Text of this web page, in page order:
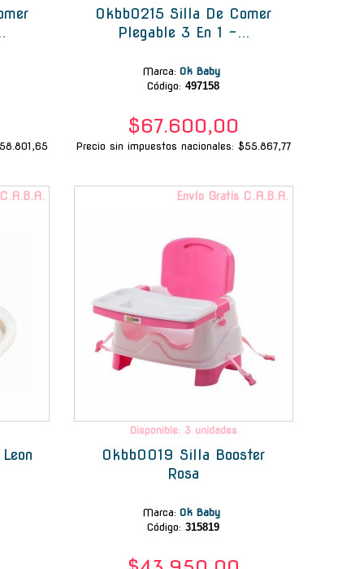
Okbb0215 Silla De Comer
Plegable 3 En 1 -...
Marca: Ok Baby
Código: 497158
$67.600,00
Precio sin impuestos nacionales: $55.867,77
Envío Gratis C.A.B.A.
Disponible: 3 unidades
Okbb0019 Silla Booster
Rosa
Marca: Ok Baby
Código: 315819